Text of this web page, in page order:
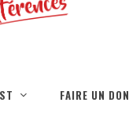
FAIRE UN DON